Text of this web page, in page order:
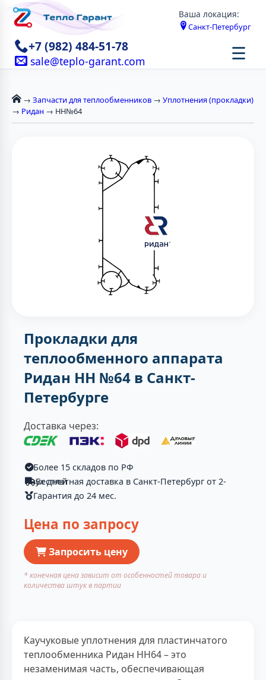
Ваша локация:
Санкт-Петербург
+7 (982) 484-51-78
sale@teplo-garant.com ☰
→ Запчасти для теплообменников → Уплотнения (прокладки)
→ Ридан → НН№64
Прокладки для
теплообменного аппарата
Ридан НН №64 в Санкт-
Петербурге
Доставка через:
Более 15 складов по РФ
Бесплатная доставка в Санкт-Петербург от 2-ух дней
Гарантия до 24 мес.
Цена по запросу
Запросить цену
* конечная цена зависит от особенностей товара и
количества штук в партии
Каучуковые уплотнения для пластинчатого
теплообменника Ридан НН64 – это
незаменимая часть, обеспечивающая